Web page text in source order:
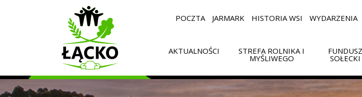
POCZTA JARMARK HISTORIA WSI WYDARZENIA
AKTUALNOŚCI STREFA ROLNIKA I
MYŚLIWEGO
FUNDUSZ
SOŁECKI